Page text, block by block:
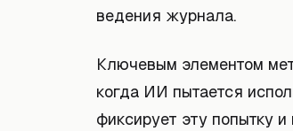
ведения журнала.
Ключевым элементом
когда ИИ пытается
фиксирует эту попытку